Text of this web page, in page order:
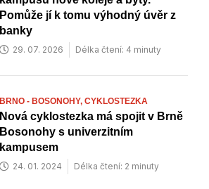
Pomůže jí k tomu výhodný úvěr z
banky
29. 07. 2026 Délka čtení: 4 minuty
BRNO - BOSONOHY, CYKLOSTEZKA
Nová cyklostezka má spojit v Brně
Bosonohy s univerzitním
kampusem
24. 01. 2024 Délka čtení: 2 minuty